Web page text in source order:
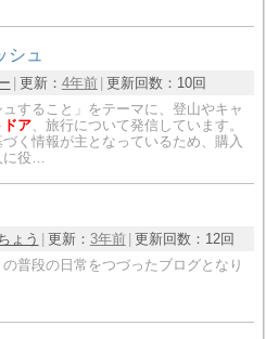
シュ
更新： 4年前 更新回数： 10回
すること」をテーマに、登山やキャ
ドア 、旅行について発信しています。
く情報が主となっているため、購入
役…
ょう 更新： 3年前 更新回数： 12回
普段の日常をつづったブログとなり